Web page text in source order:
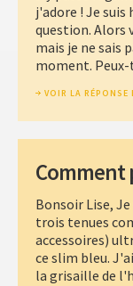
j'adore ! Je suis
question. Alors
mais je ne sais
moment. Peux-
VOIR LA RÉPONSE
Comment
Bonsoir Lise,
trois tenues
accessoires)
ce slim bleu.
la grisaille de